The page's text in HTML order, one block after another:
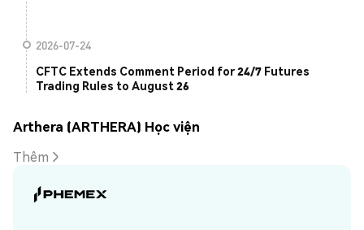
2026-07-24
CFTC Extends Comment Period for 24/7 Futures
Trading Rules to August 26
Arthera (ARTHERA) Học viện
Thêm